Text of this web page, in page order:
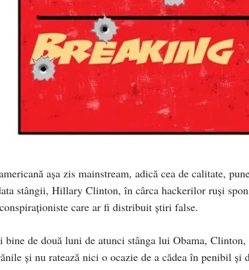
așa zis mainstream, adică cea de calitate,
stângii, Hillary Clinton, în cârca hackerilor ruși
care ar fi distribuit știri false.
bine de două luni de atunci stânga lui Obama,
și nu ratează nici o ocazie de a cădea în penibil și